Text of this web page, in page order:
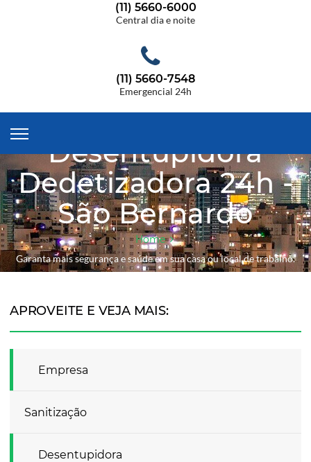
(11) 5660-6000
Central dia e noite
(11) 5660-7548
Emergencial 24h
Desentupidora
Dedetizadora 24h -
São Bernardo
Home
Garanta mais segurança e saúde em sua casa ou local de trabalho.
APROVEITE E VEJA MAIS:
Empresa
Sanitização
Desentupidora